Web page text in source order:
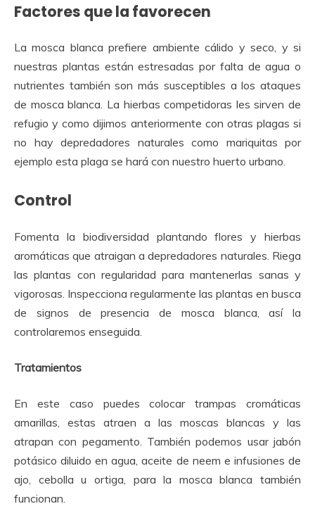
Factores que la favorecen
La mosca blanca prefiere ambiente cálido y seco, y si
nuestras plantas están estresadas por falta de agua o
nutrientes también son más susceptibles a los ataques
de mosca blanca. La hierbas competidoras les sirven de
refugio y como dijimos anteriormente con otras plagas si
no hay depredadores naturales como mariquitas por
ejemplo esta plaga se hará con nuestro huerto urbano.
Control
Fomenta la biodiversidad plantando flores y hierbas
aromáticas que atraigan a depredadores naturales. Riega
las plantas con regularidad para mantenerlas sanas y
vigorosas. Inspecciona regularmente las plantas en busca
de signos de presencia de mosca blanca, así la
controlaremos enseguida.
Tratamientos
En este caso puedes colocar trampas cromáticas
amarillas, estas atraen a las moscas blancas y las
atrapan con pegamento. También podemos usar jabón
potásico diluido en agua, aceite de neem e infusiones de
ajo, cebolla u ortiga, para la mosca blanca también
funcionan.